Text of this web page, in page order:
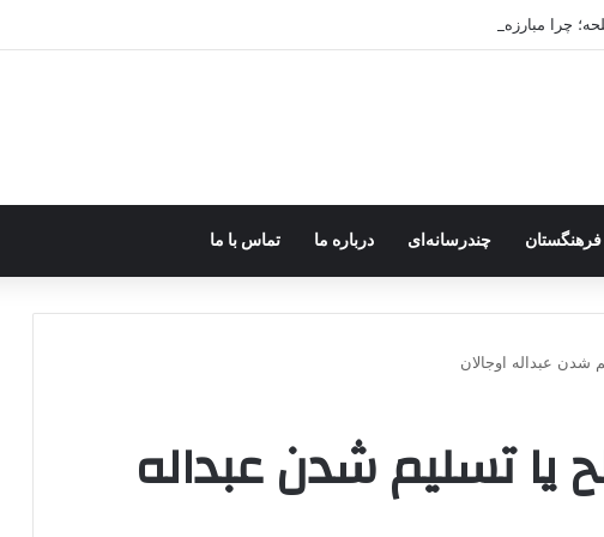
چرا مبارزه مسلحانه در میان کردها اعتبار گذشته را ندارد؟
فرهنگستان چندرسانه‌ای درباره ما تماس با ما
شدن عبداله اوجالان
یا تسلیم شدن عبداله